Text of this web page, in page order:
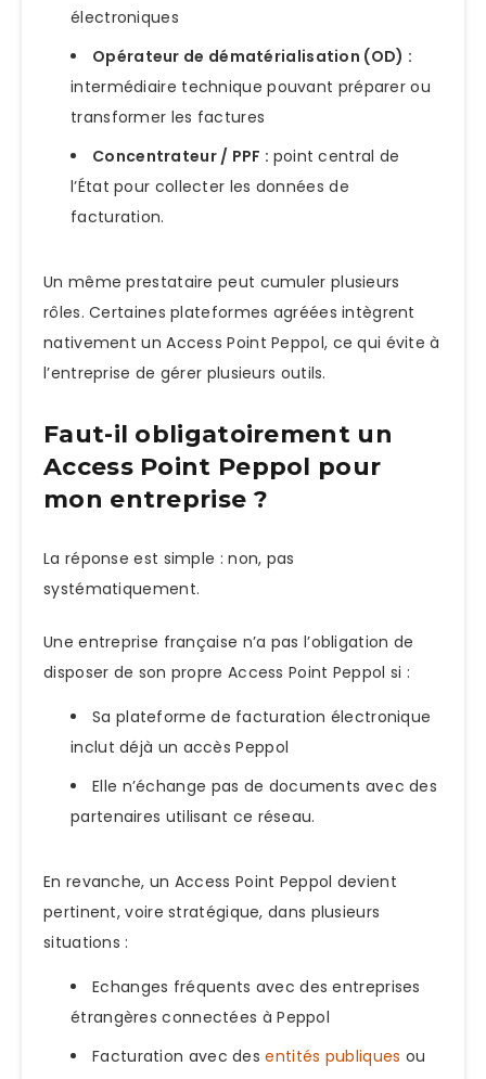
électroniques
Opérateur de dématérialisation (OD) :
intermédiaire technique pouvant préparer ou
transformer les factures
Concentrateur / PPF : point central de
l’État pour collecter les données de
facturation.
Un même prestataire peut cumuler plusieurs
rôles. Certaines plateformes agréées intègrent
nativement un Access Point Peppol, ce qui évite à
l’entreprise de gérer plusieurs outils.
Faut-il obligatoirement un
Access Point Peppol pour
mon entreprise ?
La réponse est simple : non, pas
systématiquement.
Une entreprise française n’a pas l’obligation de
disposer de son propre Access Point Peppol si :
Sa plateforme de facturation électronique
inclut déjà un accès Peppol
Elle n’échange pas de documents avec des
partenaires utilisant ce réseau.
En revanche, un Access Point Peppol devient
pertinent, voire stratégique, dans plusieurs
situations :
Echanges fréquents avec des entreprises
étrangères connectées à Peppol
Facturation avec desentités publiques ou